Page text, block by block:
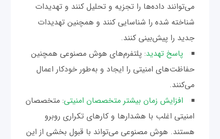
می‌توانند داده‌ها را تجزیه و تحلیل کنند و تهدیدات
شناخته شده را شناسایی کنند و همچنین تهدیدات
جدید را پیش‌بینی کنند.
پاسخ تهدید: پلتفرم‌های هوش مصنوعی همچنین
حفاظت‌های امنیتی را ایجاد و به‌طور خودکار اعمال
می‌کنند.
افزایش زمان بیشتر متخصصان امنیتی: متخصصان
امنیتی اغلب با هشدارها و کارهای تکراری روبرو
هستند. هوش مصنوعی می‌تواند با قبول بخشی از این